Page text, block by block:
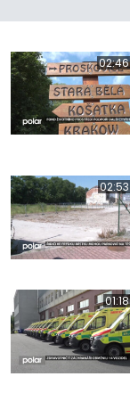
02:46
02:53
01:18